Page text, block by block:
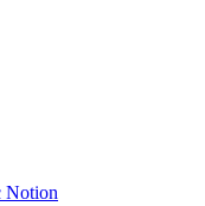
Notion